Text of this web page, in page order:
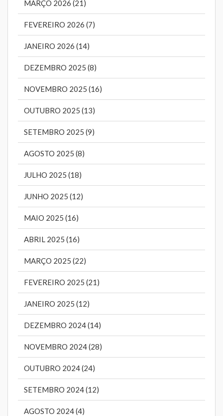
MARÇO 2026 (21)
FEVEREIRO 2026 (7)
JANEIRO 2026 (14)
DEZEMBRO 2025 (8)
NOVEMBRO 2025 (16)
OUTUBRO 2025 (13)
SETEMBRO 2025 (9)
AGOSTO 2025 (8)
JULHO 2025 (18)
JUNHO 2025 (12)
MAIO 2025 (16)
ABRIL 2025 (16)
MARÇO 2025 (22)
FEVEREIRO 2025 (21)
JANEIRO 2025 (12)
DEZEMBRO 2024 (14)
NOVEMBRO 2024 (28)
OUTUBRO 2024 (24)
SETEMBRO 2024 (12)
AGOSTO 2024 (4)